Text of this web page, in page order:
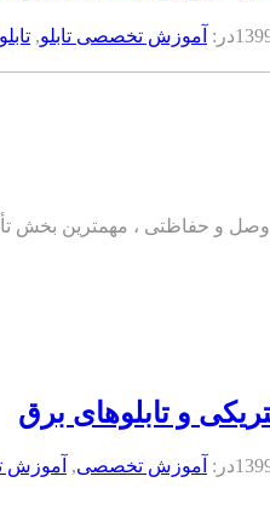
در: آموزش تخصصی تابلو,
و حفاظتی ، مهمترین بخش
و تابلو‌های برق
در: آموزش تخصصی, آموزش